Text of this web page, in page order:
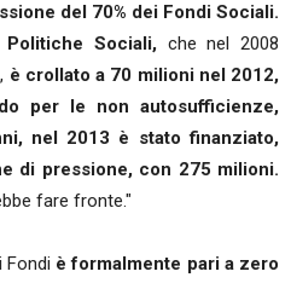
del 70% dei Fondi Sociali.
Sociali, che nel 2008
è crollato a 70 milioni nel 2012,
per le non autosufficienze,
nel 2013 è stato finanziato,
di pressione, con 275 milioni.
fare fronte."
Fondi è formalmente pari a zero